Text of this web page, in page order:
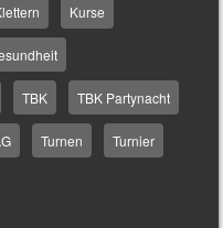
Kurse
TBK TBK Partynacht
Turnen Turnier